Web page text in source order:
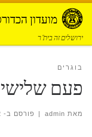
מועדון
ירושלים זה בית"ר
בוגרים
פעם
מאת admin
| פורסם ב-